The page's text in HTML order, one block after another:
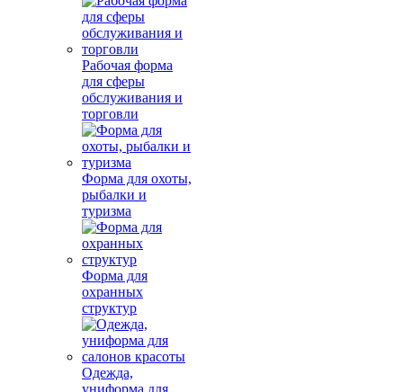
Рабочая форма
для сферы
обслуживания и
торговли
Форма для охоты,
рыбалки и
туризма
Форма для
охранных
структур
Одежда,
униформа для